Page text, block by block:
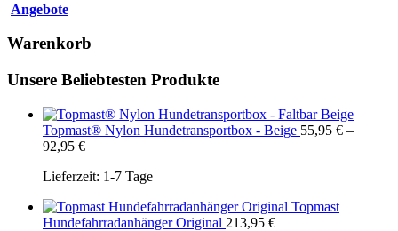
Angebote
Warenkorb
Unsere Beliebtesten Produkte
Topmast® Nylon Hundetransportbox - Beige 55,95 € –
92,95 €
Lieferzeit: 1-7 Tage
Topmast
Hundefahrradanhänger Original 213,95 €